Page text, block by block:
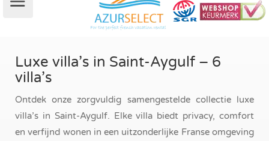
Luxe villa’s in Saint-Aygulf – 6
villa’s
Ontdek onze zorgvuldig samengestelde collectie luxe
villa’s in Saint-Aygulf. Elke villa biedt privacy, comfort
en verfijnd wonen in een uitzonderlijke Franse omgeving